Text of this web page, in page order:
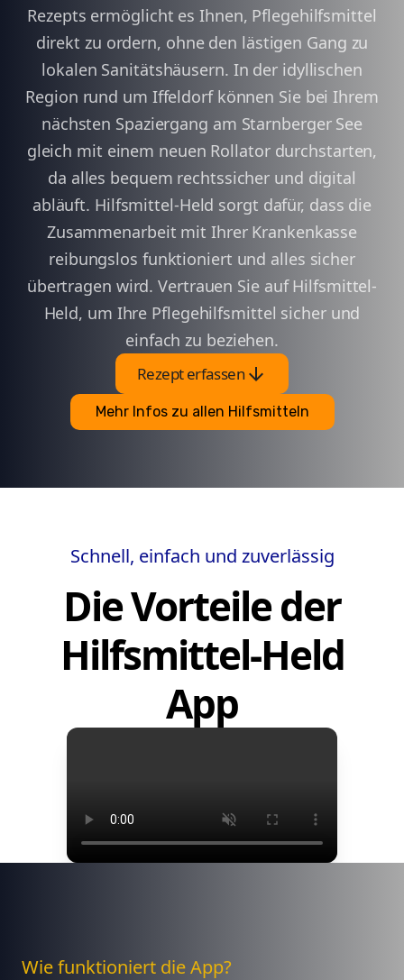
Rezepts ermöglicht es Ihnen, Pflegehilfsmittel
direkt zu ordern, ohne den lästigen Gang zu
lokalen Sanitätshäusern. In der idyllischen
Region rund um Iffeldorf können Sie bei Ihrem
nächsten Spaziergang am Starnberger See
gleich mit einem neuen Rollator durchstarten,
da alles bequem rechtssicher und digital
abläuft. Hilfsmittel-Held sorgt dafür, dass die
Zusammenarbeit mit Ihrer Krankenkasse
reibungslos funktioniert und alles sicher
übertragen wird. Vertrauen Sie auf Hilfsmittel-
Held, um Ihre Pflegehilfsmittel sicher und
einfach zu beziehen.
Rezept erfassenarrow_downward
Mehr Infos zu allen Hilfsmitteln
Schnell, einfach und zuverlässig
Die Vorteile der
Hilfsmittel-Held
App
Wie funktioniert die App?